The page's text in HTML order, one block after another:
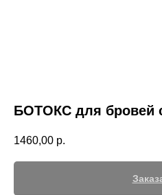
БОТОКС для бровей
1460,00 р.